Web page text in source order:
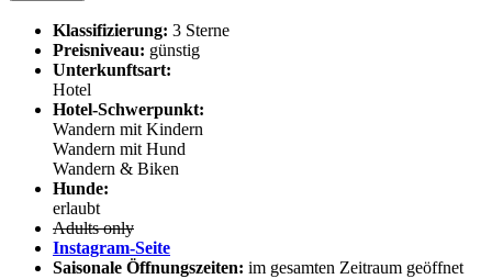
Klassifizierung: 3 Sterne
Preisniveau: günstig
Unterkunftsart:
Hotel
Hotel-Schwerpunkt:
Wandern mit Kindern
Wandern mit Hund
Wandern & Biken
Hunde:
erlaubt
Adults only
Instagram-Seite
Saisonale Öffnungszeiten: im gesamten Zeitraum geöffnet